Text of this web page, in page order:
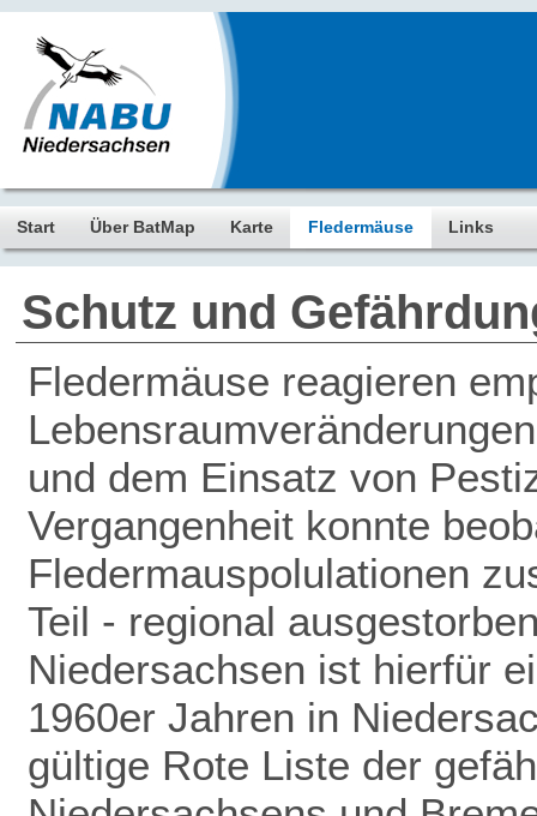
Start Über BatMap Karte Fledermäuse Links
Schutz und
Fledermäuse reagieren
und dem Einsatz von
Vergangenheit konnte
Fledermauspolulationen
Teil - regional
Niedersachsen ist hierfür
1960er Jahren in
gültige Rote Liste der